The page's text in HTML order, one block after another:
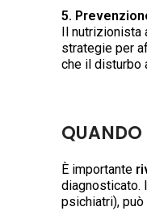
5.
Il
strategie per
che il disturbo
QUANDO
È importante
diagnosticato.
psichiatri),